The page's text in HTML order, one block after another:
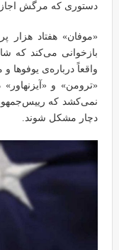
دستوری که مرگش
«موفان» هفتاد هزار
بازخوانی می‌کند که
واقعاً درباره‌ی یوفوها
«ترومن» و
نمی‌کشد که
دچار مشکل شوند.